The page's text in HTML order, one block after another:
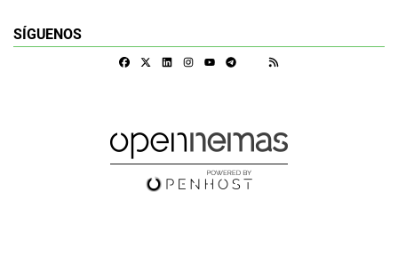
SÍGUENOS
FacebookLinkedinInstagramTelegram
Google Discover